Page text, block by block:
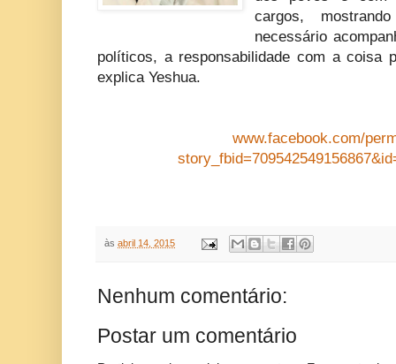
cargos,
necessário
políticos, a responsabilidade com a coisa
explica Yeshua.
www.facebook.com/
às abril 14, 2015
Nenhum comentário:
Postar um comentário